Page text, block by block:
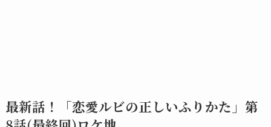
最新話！「恋愛ルビの正しいふりかた」第